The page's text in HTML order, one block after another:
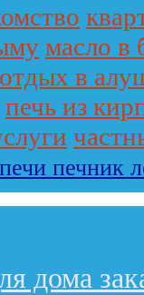
масло в
отдых в
печь из
печник
дома